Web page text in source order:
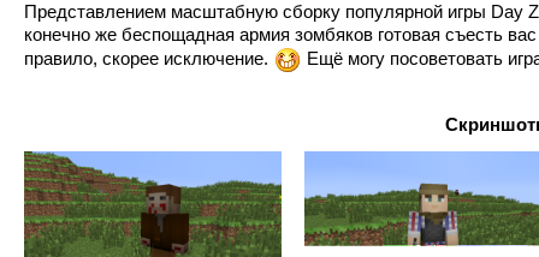
Представлением масштабную сборку популярной игры Day
конечно же беспощадная армия зомбяков готовая съесть
правило, скорее исключение.
Ещё могу посоветовать